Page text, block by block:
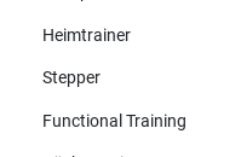
Heimtrainer
Stepper
Functional Training